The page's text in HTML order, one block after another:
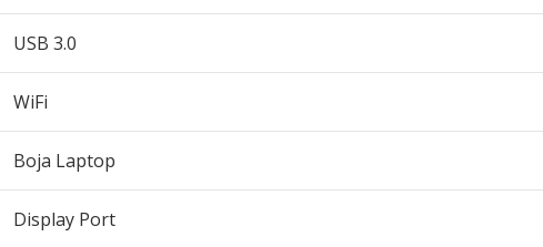
USB 3.0
WiFi
Boja Laptop
Display Port